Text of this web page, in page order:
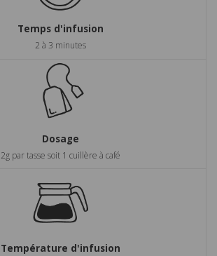
Temps d'infusion
2 à 3 minutes
Dosage
2g par tasse soit 1 cuillère à café
Température d'infusion